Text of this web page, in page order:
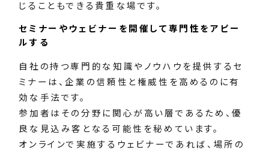
じることもできる貴重な場です。
セミナーやウェビナーを開催して専門性をアピー
ルする
自社の持つ専門的な知識やノウハウを提供するセ
ミナーは、企業の信頼性と権威性を高めるのに有
効な手法です。
参加者はその分野に関心が高い層であるため、優
良な見込み客となる可能性を秘めています。
オンラインで実施するウェビナーであれば、場所の